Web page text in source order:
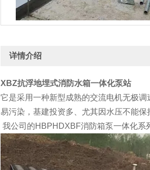
详情介绍
XBZ抗浮地埋式消防水箱一体化泵站
它是采用一种新型成熟的交流电机无极
易污染，基建投资多、尤其因水压不能保
我公司的HBPHDXBF消防箱泵一体化系